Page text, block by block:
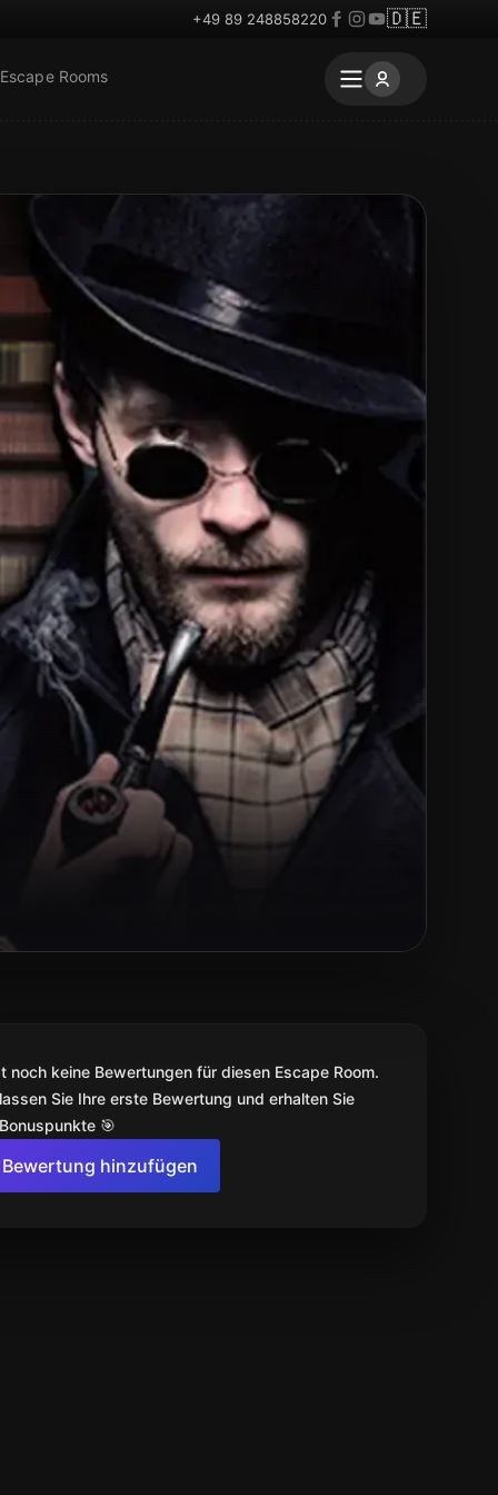
+49 89 248858220 🇩🇪
Rooms
noch keine Bewertungen für diesen Escape Room.
Sie Ihre erste Bewertung und erhalten Sie
🎯
Bewertung hinzufügen